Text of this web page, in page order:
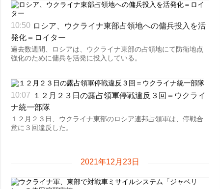
インタビュー
写真
動画
フォトバンク
10:50 ロシア、ウクライナ東部占領地への傭兵投入を活
発化＝ロイター
過去数週間、ロシアは、ウクライナ東部の占領地にて防衛地点
強化のために傭兵を活発に投入している。
10:07 １２月２３日の露占領軍停戦違反３回＝ウクライ
ナ統一部隊
１２月２３日、ウクライナ東部のロシア連邦占領軍は、停戦合
意に３回違反した。
2021年12月23日